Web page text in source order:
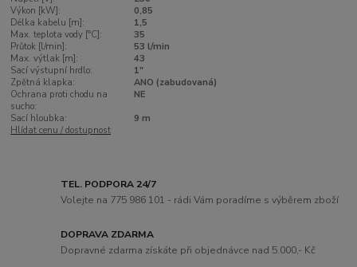
Výkon [kW]:
0,85
Délka kabelu [m]:
1,5
Max. teplota vody [°C]:
35
Průtok [l/min]:
53 l/min
Max. výtlak [m]:
43
Sací výstupní hrdlo:
1"
Zpětná klapka:
ANO (zabudovaná)
Ochrana proti chodu na
sucho:
NE
Sací hloubka:
9 m
Hlídat cenu / dostupnost
TEL. PODPORA 24/7
Volejte na 775 986 101 - rádi Vám poradíme s výběrem zboží
DOPRAVA ZDARMA
Dopravné zdarma získáte při objednávce nad 5.000,- Kč